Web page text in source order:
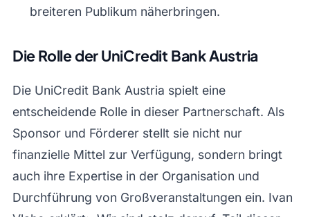
breiteren Publikum näherbringen.
Die Rolle der UniCredit Bank Austria
Die UniCredit Bank Austria spielt eine
entscheidende Rolle in dieser Partnerschaft. Als
Sponsor und Förderer stellt sie nicht nur
finanzielle Mittel zur Verfügung, sondern bringt
auch ihre Expertise in der Organisation und
Durchführung von Großveranstaltungen ein. Ivan